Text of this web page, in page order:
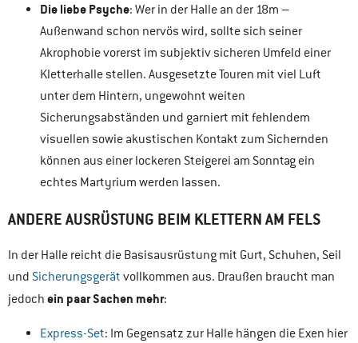
Die liebe Psyche: Wer in der Halle an der 18m –
Außenwand schon nervös wird, sollte sich seiner
Akrophobie vorerst im subjektiv sicheren Umfeld einer
Kletterhalle stellen. Ausgesetzte Touren mit viel Luft
unter dem Hintern, ungewohnt weiten
Sicherungsabständen und garniert mit fehlendem
visuellen sowie akustischen Kontakt zum Sichernden
können aus einer lockeren Steigerei am Sonntag ein
echtes Martyrium werden lassen.
ANDERE AUSRÜSTUNG BEIM KLETTERN AM FELS
In der Halle reicht die Basisausrüstung mit Gurt, Schuhen, Seil
und Sicherungsgerät vollkommen aus. Draußen braucht man
jedoch ein paar Sachen mehr:
Express-Set: Im Gegensatz zur Halle hängen die Exen hier